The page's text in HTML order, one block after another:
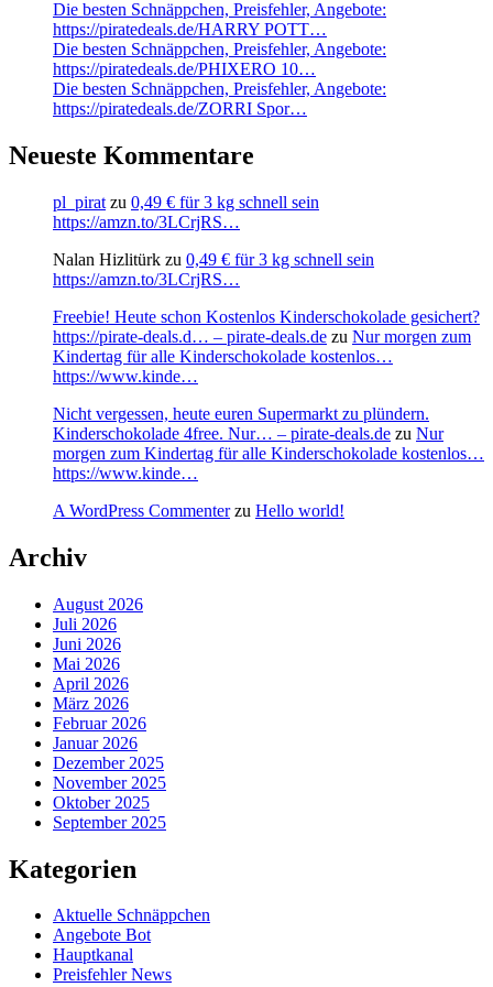
Die besten Schnäppchen, Preisfehler, Angebote:
https://piratedeals.de/HARRY POTT…
Die besten Schnäppchen, Preisfehler, Angebote:
https://piratedeals.de/PHIXERO 10…
Die besten Schnäppchen, Preisfehler, Angebote:
https://piratedeals.de/ZORRI Spor…
Neueste Kommentare
pl_pirat zu 0,49 € für 3 kg schnell sein
https://amzn.to/3LCrjRS…
Nalan Hizlitürk zu 0,49 € für 3 kg schnell sein
https://amzn.to/3LCrjRS…
Freebie! Heute schon Kostenlos Kinderschokolade gesichert?
https://pirate-deals.d… – pirate-deals.de zu Nur morgen zum
Kindertag für alle Kinderschokolade kostenlos…
https://www.kinde…
Nicht vergessen, heute euren Supermarkt zu plündern.
Kinderschokolade 4free. Nur… – pirate-deals.de zu Nur
morgen zum Kindertag für alle Kinderschokolade kostenlos…
https://www.kinde…
A WordPress Commenterzu Hello world!
Archiv
August 2026
Juli 2026
Juni 2026
Mai 2026
April 2026
März 2026
Februar 2026
Januar 2026
Dezember 2025
November 2025
Oktober 2025
September 2025
Kategorien
Aktuelle Schnäppchen
Angebote Bot
Hauptkanal
Preisfehler News